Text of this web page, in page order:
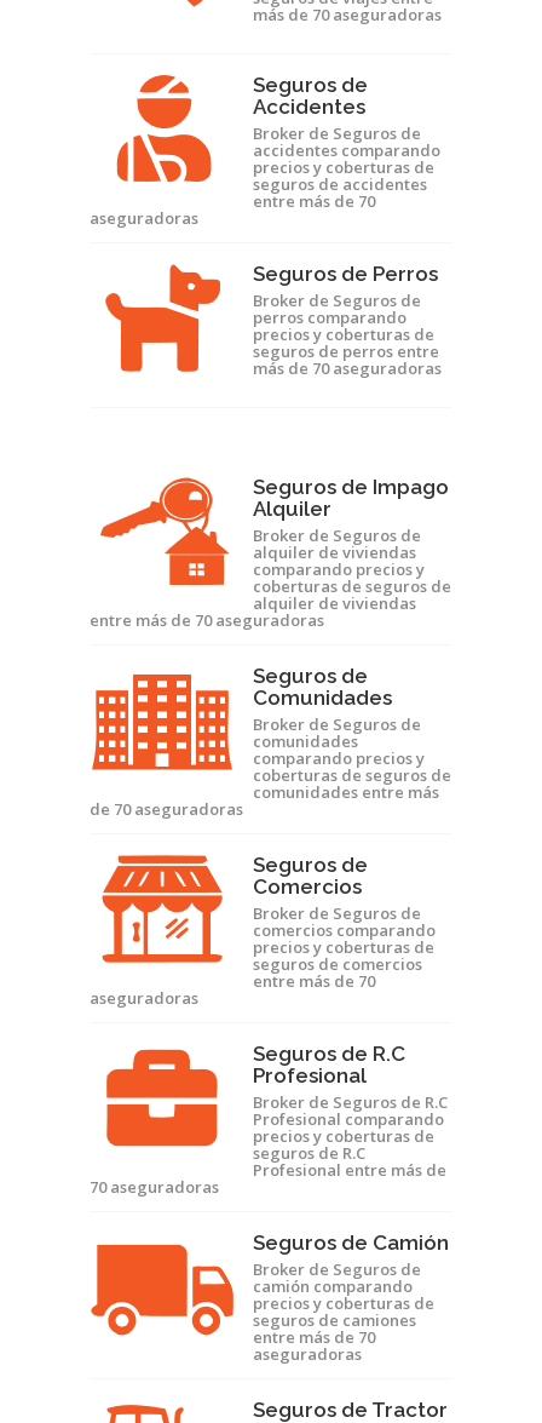
más de 70 aseguradoras
Seguros de
Accidentes
Broker de Seguros de
accidentes comparando
precios y coberturas de
seguros de accidentes
entre más de 70
aseguradoras
Seguros de Perros
Broker de Seguros de
perros comparando
precios y coberturas de
seguros de perros entre
más de 70 aseguradoras
Seguros de Impago
Alquiler
Broker de Seguros de
alquiler de viviendas
comparando precios y
coberturas de seguros de
alquiler de viviendas
entre más de 70 aseguradoras
Seguros de
Comunidades
Broker de Seguros de
comunidades
comparando precios y
coberturas de seguros de
comunidades entre más
de 70 aseguradoras
Seguros de
Comercios
Broker de Seguros de
comercios comparando
precios y coberturas de
seguros de comercios
entre más de 70
aseguradoras
Seguros de R.C
Profesional
Broker de Seguros de R.C
Profesional comparando
precios y coberturas de
seguros de R.C
Profesional entre más de
70 aseguradoras
Seguros de Camión
Broker de Seguros de
camión comparando
precios y coberturas de
seguros de camiones
entre más de 70
aseguradoras
Seguros de Tractor